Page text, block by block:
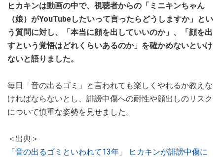
ヒカキンは動画の中で、視聴者からの「ミニキンちゃん
（娘）がYouTubeしたいって言ったらどうしますか」とい
う質問に対し、「本当に顔を出していいのか」、「顔を出
すという覚悟はどれくらいあるのか」を確かめないといけ
ないと語りました。
毎日「音の出るゴミ」と言われても楽しくやれるか教えな
ければならないとし、誹謗中傷への耐性や顔出しのリスク
について慎重な姿勢を見せました。
＜出典＞
「音の出るゴミといわれて13年」 ヒカキンが誹謗中傷に